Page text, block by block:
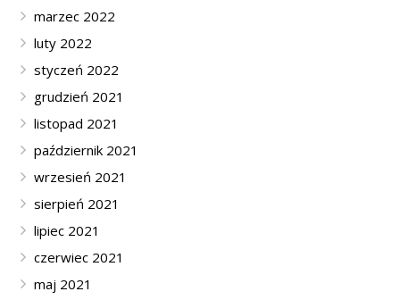
marzec 2022
luty 2022
styczeń 2022
grudzień 2021
listopad 2021
październik 2021
wrzesień 2021
sierpień 2021
lipiec 2021
czerwiec 2021
maj 2021